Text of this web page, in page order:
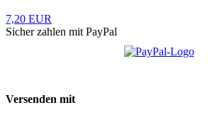
7,20 EUR
Sicher zahlen mit PayPal
Versenden mit